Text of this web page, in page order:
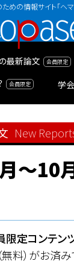
の情報サイト「ヘマ
最新論文
学
New
〜10
限定コンテン
料）がお済